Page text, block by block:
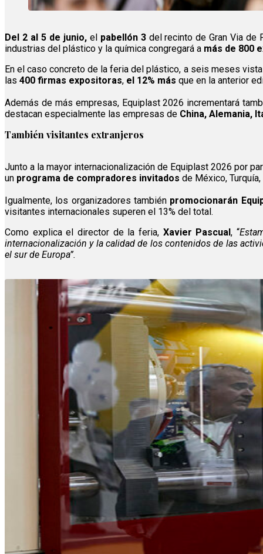
Del 2 al 5 de junio,el pabellón 3del recinto de Gran Via de
industrias del plástico y la química congregará a más de 800
En el caso concreto de la feria del plástico, a seis meses
las 400 firmas expositoras, el 12% más que en la anterior
Además de más empresas, Equiplast 2026 incrementará
destacan especialmente las empresas de China, Alemania,
También visitantes extranjeros
Junto a la mayor internacionalización de Equiplast 2026 por
un programa de compradores invitados de México,
Igualmente, los organizadores también promocionarán
visitantes internacionales superen el 13% del total.
Como explica el director de la feria, Xavier Pascual, “
internacionalización y la calidad de los contenidos de las
el sur de Europa”.